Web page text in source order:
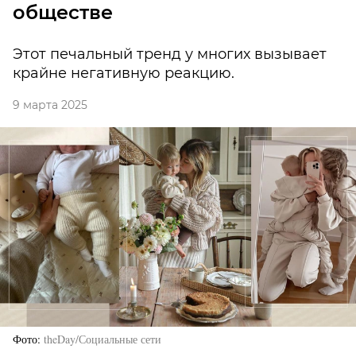
обществе
Этот печальный тренд у многих вызывает
крайне негативную реакцию.
9 марта 2025
Фото theDay/Социальные сети